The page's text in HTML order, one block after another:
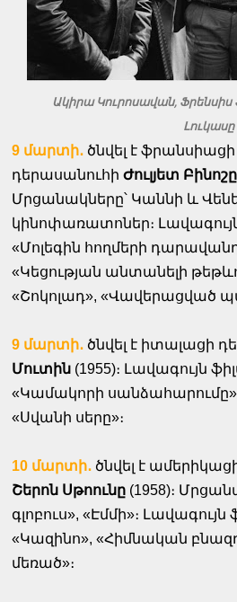
Ակիրա Կուրոսավան, Ֆրենսիս
Լուկասը
9 մարտի․ ծնվել է
դերասանուհիԺուլյետ Բինոշը
Մրցանակները՝ Կաննի և
կինոփառատոներ։ Լավագույն
«Մոլեգին հողմերի
«Կեցության անտանելի
«Շոկոլադ», «Վավերացված
9 մարտի․ ծնվել է իտալացի
Մուտին (1955)։ Լավագույն
«Կամակորի
«Սվանի սերը»։
10 մարտի․ ծնվել է
Շերոն Սթոունը (1958)։
գլոբուս», «Էմմի»։ Լավագույն
«Կազինո», «Հիմնական
մեռած»։